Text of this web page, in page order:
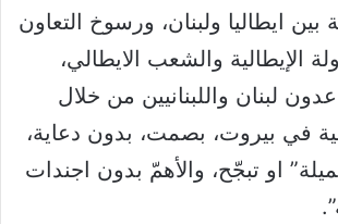
بين ايطاليا ولبنان، ورسوخ التعاون
الإيطالية والشعب الايطالي،
لبنان واللبنانيين من خلال
في بيروت، بصمت، بدون دعاية،
او تبجّح، والأهمّ بدون اجندات